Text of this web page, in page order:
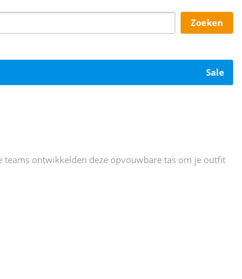
zoeken
sale
teams ontwikkelden deze opvouwbare tas om je outfit